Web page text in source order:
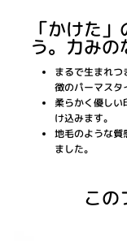
「かけた
う。力みの
まるで生まれ
徴のパーマスタ
柔らかく優し
け込みます。
地毛のような質
ました。
この